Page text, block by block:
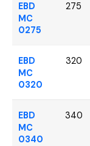
EBD
MC
0275
275
EBD
MC
0320
320
EBD
MC
0340
340